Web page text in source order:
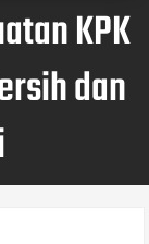
KPK
dan